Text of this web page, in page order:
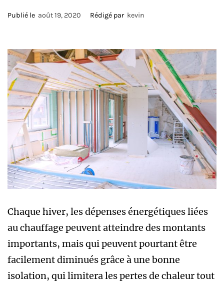
Publié le août 19, 2020 Rédigé par kevin
Chaque hiver, les dépenses énergétiques liées
au chauffage peuvent atteindre des montants
importants, mais qui peuvent pourtant être
facilement diminués grâce à une bonne
isolation, qui limitera les pertes de chaleur tout